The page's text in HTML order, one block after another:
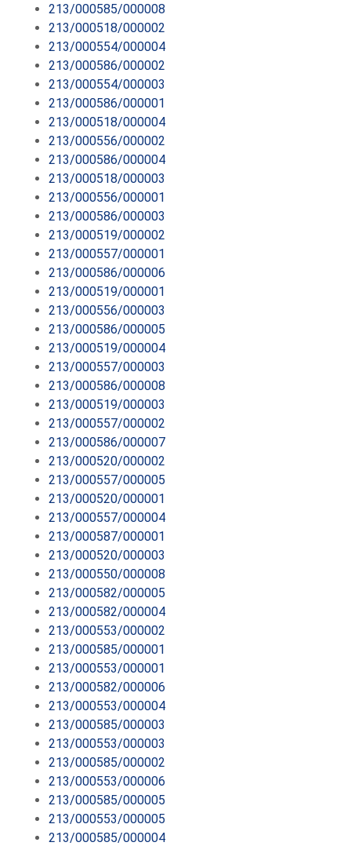
213/000585/000008
213/000518/000002
213/000554/000004
213/000586/000002
213/000554/000003
213/000586/000001
213/000518/000004
213/000556/000002
213/000586/000004
213/000518/000003
213/000556/000001
213/000586/000003
213/000519/000002
213/000557/000001
213/000586/000006
213/000519/000001
213/000556/000003
213/000586/000005
213/000519/000004
213/000557/000003
213/000586/000008
213/000519/000003
213/000557/000002
213/000586/000007
213/000520/000002
213/000557/000005
213/000520/000001
213/000557/000004
213/000587/000001
213/000520/000003
213/000550/000008
213/000582/000005
213/000582/000004
213/000553/000002
213/000585/000001
213/000553/000001
213/000582/000006
213/000553/000004
213/000585/000003
213/000553/000003
213/000585/000002
213/000553/000006
213/000585/000005
213/000553/000005
213/000585/000004